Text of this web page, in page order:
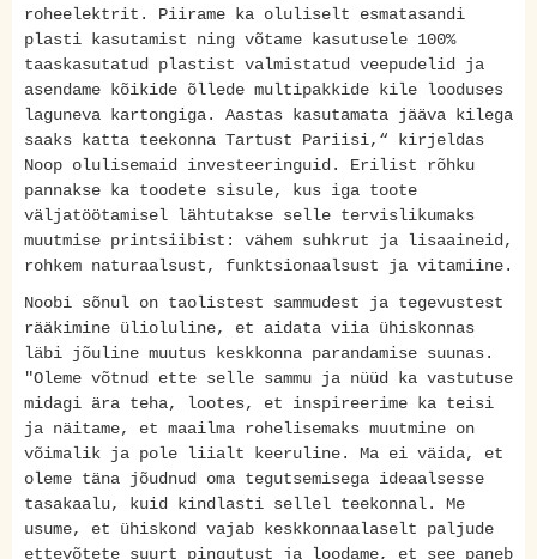
roheelektrit. Piirame ka oluliselt esmatasandi
plasti kasutamist ning võtame kasutusele 100%
taaskasutatud plastist valmistatud veepudelid ja
asendame kõikide õllede multipakkide kile looduses
laguneva kartongiga. Aastas kasutamata jääva kilega
saaks katta teekonna Tartust Pariisi,“ kirjeldas
Noop olulisemaid investeeringuid. Erilist rõhku
pannakse ka toodete sisule, kus iga toote
väljatöötamisel lähtutakse selle tervislikumaks
muutmise printsiibist: vähem suhkrut ja lisaaineid,
rohkem naturaalsust, funktsionaalsust ja vitamiine.
Noobi sõnul on taolistest sammudest ja tegevustest
rääkimine ülioluline, et aidata viia ühiskonnas
läbi jõuline muutus keskkonna parandamise suunas.
"Oleme võtnud ette selle sammu ja nüüd ka vastutuse
midagi ära teha, lootes, et inspireerime ka teisi
ja näitame, et maailma rohelisemaks muutmine on
võimalik ja pole liialt keeruline. Ma ei väida, et
oleme täna jõudnud oma tegutsemisega ideaalsesse
tasakaalu, kuid kindlasti sellel teekonnal. Me
usume, et ühiskond vajab keskkonnaalaselt paljude
ettevõtete suurt pingutust ja loodame, et see paneb